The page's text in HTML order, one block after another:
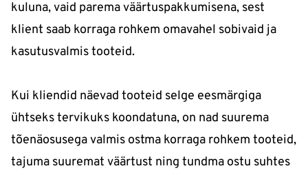
kuluna, vaid parema väärtuspakkumisena, sest
klient saab korraga rohkem omavahel sobivaid ja
kasutusvalmis tooteid.
Kui kliendid näevad tooteid selge eesmärgiga
ühtseks tervikuks koondatuna, on nad suurema
tõenäosusega valmis ostma korraga rohkem tooteid,
tajuma suuremat väärtust ning tundma ostu suhtes